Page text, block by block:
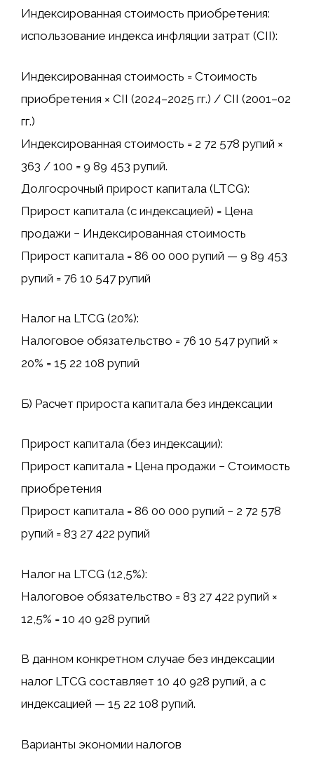
Индексированная стоимость приобретения:
использование индекса инфляции затрат (CII):
Индексированная стоимость = Стоимость
приобретения × CII (2024–2025 гг.) / CII (2001–02
гг.)
Индексированная стоимость = 2 72 578 рупий ×
363 / 100 = 9 89 453 рупий.
Долгосрочный прирост капитала (LTCG):
Прирост капитала (с индексацией) = Цена
продажи − Индексированная стоимость
Прирост капитала = 86 00 000 рупий — 9 89 453
рупий = 76 10 547 рупий
Налог на LTCG (20%):
Налоговое обязательство = 76 10 547 рупий ×
20% = 15 22 108 рупий
Б) Расчет прироста капитала без индексации
Прирост капитала (без индексации):
Прирост капитала = Цена продажи − Стоимость
приобретения
Прирост капитала = 86 00 000 рупий − 2 72 578
рупий = 83 27 422 рупий
Налог на LTCG (12,5%):
Налоговое обязательство = 83 27 422 рупий ×
12,5% = 10 40 928 рупий
В данном конкретном случае без индексации
налог LTCG составляет 10 40 928 рупий, а с
индексацией — 15 22 108 рупий.
Варианты экономии налогов